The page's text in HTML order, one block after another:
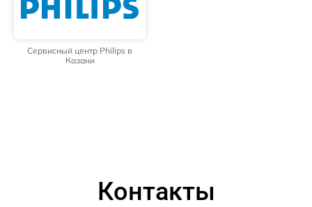
Сервисный центр Philips в
Казани
Контакты